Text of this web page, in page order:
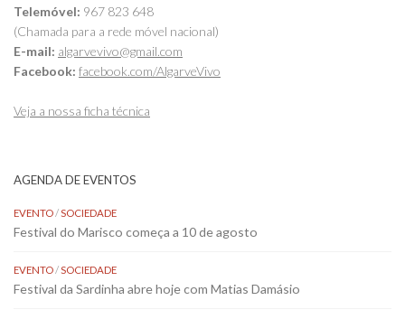
Telemóvel: 967 823 648
(Chamada para a rede móvel nacional)
E-mail: algarvevivo@gmail.com
Facebook: facebook.com/AlgarveVivo
Veja a nossa ficha técnica
AGENDA DE EVENTOS
EVENTO/SOCIEDADE
Festival do Marisco começa a 10 de agosto
EVENTO/SOCIEDADE
Festival da Sardinha abre hoje com Matias Damásio